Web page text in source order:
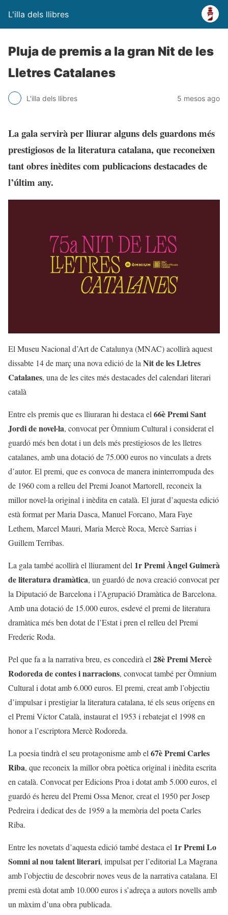
L'illa dels llibres
Pluja de premis a la gran Nit de les
Lletres Catalanes
L'illa dels llibres 5 mesos ago
La gala servirà per lliurar alguns dels guardons més
prestigiosos de la literatura catalana, que reconeixen
tant obres inèdites com publicacions destacades de
l’últim any.
El Museu Nacional d’Art de Catalunya (MNAC) acollirà aquest
dissabte 14 de març una nova edició de la Nit de les Lletres
Catalanes, una de les cites més destacades del calendari literari
català
Entre els premis que es lliuraran hi destaca el 66è Premi Sant
Jordi de novel·la, convocat per Òmnium Cultural i considerat el
guardó més ben dotat i un dels més prestigiosos de les lletres
catalanes, amb una dotació de 75.000 euros no vinculats a drets
d’autor. El premi, que es convoca de manera ininterrompuda des
de 1960 com a relleu del Premi Joanot Martorell, reconeix la
millor novel·la original i inèdita en català. El jurat d’aquesta edició
està format per Maria Dasca, Manuel Forcano, Mara Faye
Lethem, Marcel Mauri, Maria Mercè Roca, Mercè Sarrias i
Guillem Terribas.
La gala també acollirà el lliurament del 1r Premi Àngel Guimerà
de literatura dramàtica, un guardó de nova creació convocat per
la Diputació de Barcelona i l’Agrupació Dramàtica de Barcelona.
Amb una dotació de 15.000 euros, esdevé el premi de literatura
dramàtica més ben dotat de l’Estat i pren el relleu del Premi
Frederic Roda.
Pel que fa a la narrativa breu, es concedirà el 28è Premi Mercè
Rodoreda de contes i narracions, convocat també per Òmnium
Cultural i dotat amb 6.000 euros. El premi, creat amb l’objectiu
d’impulsar i prestigiar la literatura catalana, té els seus orígens en
el Premi Víctor Català, instaurat el 1953 i rebatejat el 1998 en
honor a l’escriptora Mercè Rodoreda.
La poesia tindrà el seu protagonisme amb el 67è Premi Carles
Riba, que reconeix la millor obra poètica original i inèdita escrita
en català. Convocat per Edicions Proa i dotat amb 5.000 euros, el
guardó és hereu del Premi Ossa Menor, creat el 1950 per Josep
Pedreira i dedicat des de 1959 a la memòria del poeta Carles
Riba.
Entre les novetats d’aquesta edició també destaca el 1r Premi Lo
Somni al nou talent literari, impulsat per l’editorial La Magrana
amb l’objectiu de descobrir noves veus de la narrativa catalana. El
premi està dotat amb 10.000 euros i s’adreça a autors novells amb
un màxim d’una obra publicada.